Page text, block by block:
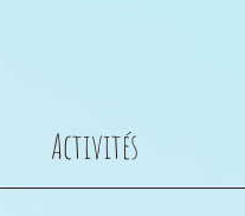
Activités